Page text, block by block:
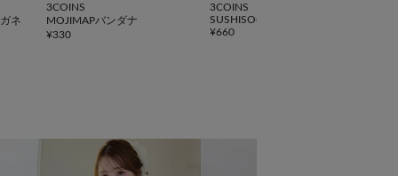
ネ
3COINS
MOJIMAPバンダナ
¥330
3COINS
SUSHISOCKS
¥660